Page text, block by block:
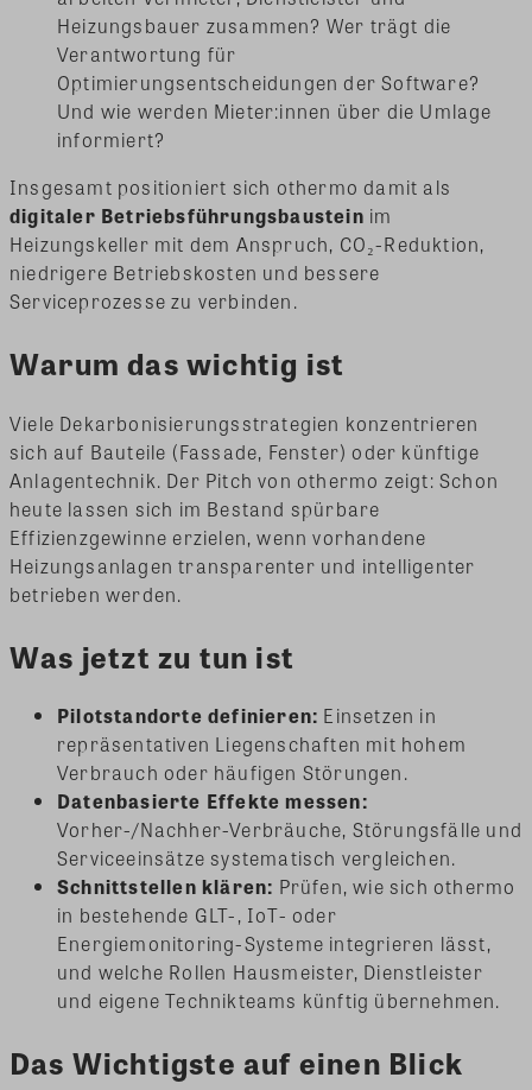
Heizungsbauer zusammen? Wer trägt die
Verantwortung für
Optimierungsentscheidungen der Software?
Und wie werden Mieter:innen über die Umlage
informiert?
Insgesamt positioniert sich othermo damit als
digitaler Betriebsführungsbaustein im
Heizungskeller mit dem Anspruch, CO₂-Reduktion,
niedrigere Betriebskosten und bessere
Serviceprozesse zu verbinden.
Warum das wichtig ist
Viele Dekarbonisierungsstrategien konzentrieren
sich auf Bauteile (Fassade, Fenster) oder künftige
Anlagentechnik. Der Pitch von othermo zeigt: Schon
heute lassen sich im Bestand spürbare
Effizienzgewinne erzielen, wenn vorhandene
Heizungsanlagen transparenter und intelligenter
betrieben werden.
Was jetzt zu tun ist
Pilotstandorte definieren: Einsetzen in
repräsentativen Liegenschaften mit hohem
Verbrauch oder häufigen Störungen.
Datenbasierte Effekte messen:
Vorher-/Nachher-Verbräuche, Störungsfälle und
Serviceeinsätze systematisch vergleichen.
Schnittstellen klären: Prüfen, wie sich othermo
in bestehende GLT-, IoT- oder
Energiemonitoring-Systeme integrieren lässt,
und welche Rollen Hausmeister, Dienstleister
und eigene Technikteams künftig übernehmen.
Das Wichtigste auf einen Blick